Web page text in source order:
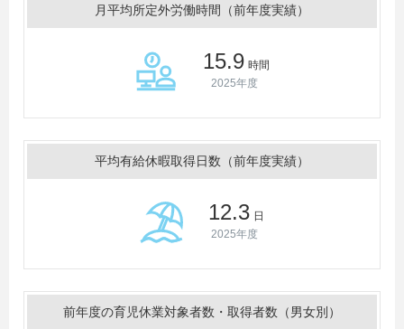
月平均所定外労働時間（前年度実績）
15.9 時間
2025年度
平均有給休暇取得日数（前年度実績）
12.3 日
2025年度
前年度の育児休業対象者数・取得者数（男女別）